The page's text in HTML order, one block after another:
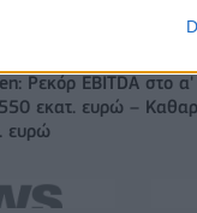
Ρεκόρ EBITDA στο
εκατ. ευρώ –
ευρώ